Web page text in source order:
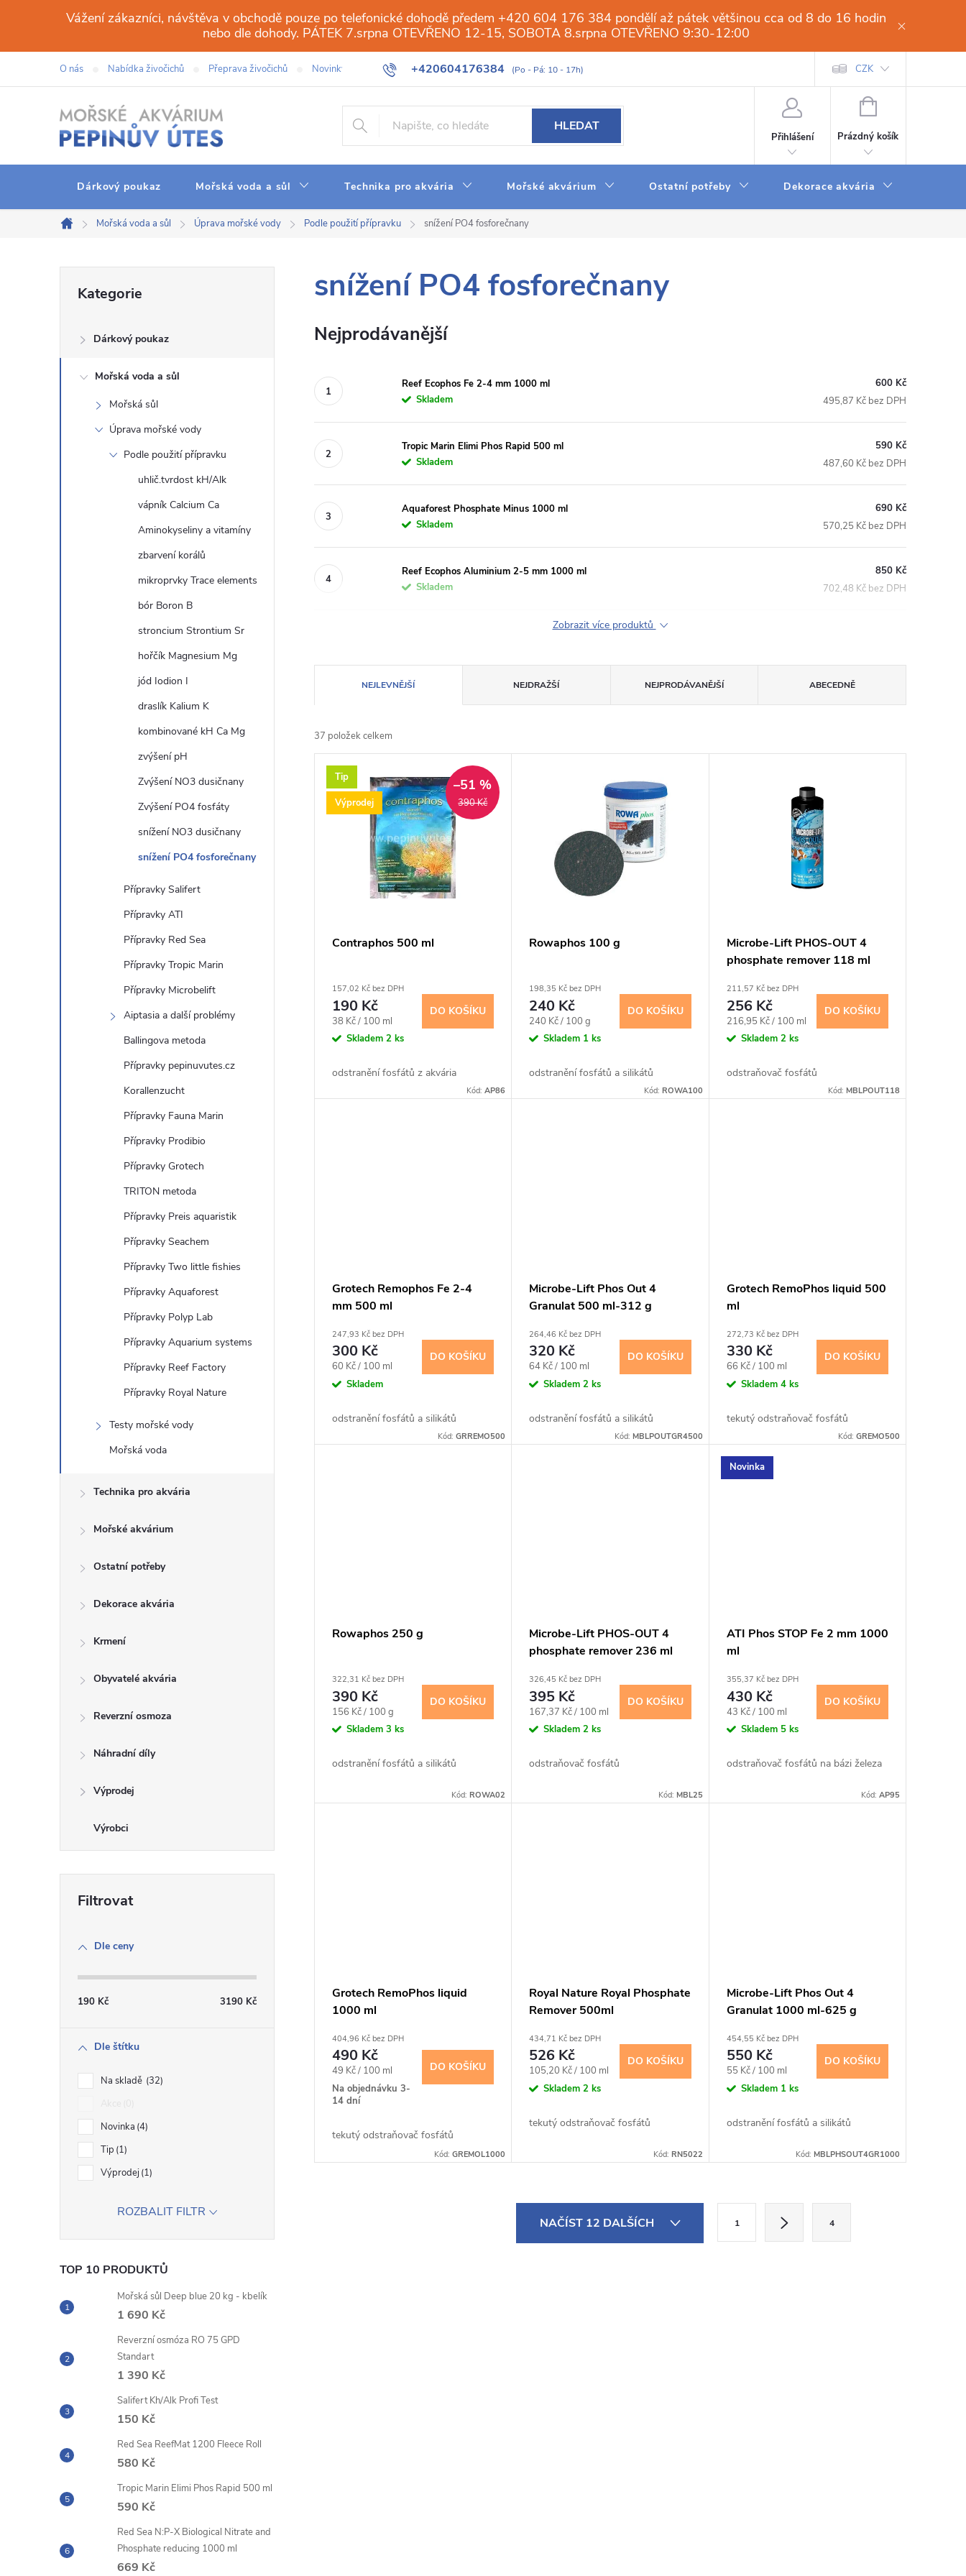
obsah
Vážení zákazníci, návštěva v obchodě pouze po telefonické dohodě předem +420 604 176 384 pondělí až pátek většinou cca od 8 do 16 hodin
nebo dle dohody. PÁTEK 7.srpna OTEVŘENO 12-15, SOBOTA 8.srpna OTEVŘENO 9:30-12:00
+420604176384
O nás Nabídka živočichů Přeprava živočichů Novinky Galerie Obchod Web Slovník pojmů Obchodní podmínky Dodací a platební
CZK
HLEDAT
Přihlášení
NÁKUPNÍ
Prázdný košík
Dárkový poukaz Mořská voda a sůl Technika pro akvária Mořské akvárium Ostatní potřeby Dekorace akvária
Domů
Mořská voda a sůl Úprava mořské vody Podle použití přípravku snížení PO4 fosforečnany
s
kategorie
Kategorie
Dárkový poukaz
Mořská voda a sůl
Mořská sůl
Úprava mořské vody
Podle použití přípravku
uhlič.tvrdost kH/Alk
vápník Calcium Ca
Aminokyseliny a vitamíny
zbarvení korálů
mikroprvky Trace elements
bór Boron B
stroncium Strontium Sr
hořčík Magnesium Mg
jód Iodion I
draslík Kalium K
kombinované kH Ca Mg
zvýšení pH
Zvýšení NO3 dusičnany
Zvýšení PO4 fosfáty
snížení NO3 dusičnany
snížení PO4 fosforečnany
Přípravky Salifert
Přípravky ATI
Přípravky Red Sea
Přípravky Tropic Marin
Přípravky Microbelift
Aiptasia a další problémy
Ballingova metoda
Přípravky pepinuvutes.cz
Korallenzucht
Přípravky Fauna Marin
Přípravky Prodibio
Přípravky Grotech
TRITON metoda
Přípravky Preis aquaristik
Přípravky Seachem
Přípravky Two little fishies
Přípravky Aquaforest
Přípravky Polyp Lab
Přípravky Aquarium systems
Přípravky Reef Factory
Přípravky Royal Nature
Testy mořské vody
Mořská voda
Technika pro akvária
Mořské akvárium
Ostatní potřeby
Dekorace akvária
Krmení
Obyvatelé akvária
Reverzní osmoza
Náhradní díly
Výprodej
Dle ceny
190 Kč 3190 Kč
Dle štítku
Na skladě 32
Novinka 4
Tip 1
Výprodej 1
ROZBALIT FILTR
TOP 10 PRODUKTŮ
Mořská sůl Deep blue 20 kg - kbelík
1 690 Kč
Reverzní osmóza RO 75 GPD
Standart
1 390 Kč
Salifert Kh/Alk Profi Test
150 Kč
Red Sea ReefMat 1200 Fleece Roll
580 Kč
Tropic Marin Elimi Phos Rapid 500 ml
590 Kč
Red Sea N:P-X Biological Nitrate and
Phosphate reducing 1000 ml
669 Kč
snížení PO4 fosforečnany
Nejprodávanější
Reef Ecophos Fe 2-4 mm 1000 ml
Skladem
600 Kč
495,87 Kč bez DPH
Tropic Marin Elimi Phos Rapid 500 ml
Skladem
590 Kč
487,60 Kč bez DPH
Aquaforest Phosphate Minus 1000 ml
Skladem
690 Kč
570,25 Kč bez DPH
Reef Ecophos Aluminium 2-5 mm 1000 ml
Skladem
850 Kč
702,48 Kč bez DPH
Zobrazit více produktů
a
z
e
n
NEJLEVNĚJŠÍ NEJDRAŽŠÍ NEJPRODÁVANĚJŠÍ ABECEDNĚ
37 položek celkem
V
ý
u
Tip
Výprodej
390 Kč
–51 %
Contraphos 500 ml
157,02 Kč bez DPH
190 Kč
Měrná
cena:
38 Kč / 100 ml
Skladem 2 ks
DO KOŠÍKU
odstranění fosfátů z akvária
Kód:AP86
Rowaphos 100 g
198,35 Kč bez DPH
240 Kč
Měrná
cena:
240 Kč / 100 g
Skladem 1 ks
DO KOŠÍKU
odstranění fosfátů a silikátů
Kód: ROWA100
Microbe-Lift PHOS-OUT 4
phosphate remover 118 ml
211,57 Kč bez DPH
256 Kč
Měrná
cena:
216,95 Kč / 100 ml
Skladem 2 ks
DO KOŠÍKU
odstraňovač fosfátů
Kód: MBLPOUT118
Grotech Remophos Fe 2-4
mm 500 ml
247,93 Kč bez DPH
300 Kč
Měrná
cena:
60 Kč / 100 ml
Skladem
DO KOŠÍKU
odstranění fosfátů a silikátů
Kód:GRREMO500
Microbe-Lift Phos Out 4
Granulat 500 ml-312 g
264,46 Kč bez DPH
320 Kč
Měrná
cena:
64 Kč / 100 ml
Skladem2 ks
DO KOŠÍKU
odstranění fosfátů a silikátů
Kód: MBLPOUTGR4500
Grotech RemoPhos liquid 500
ml
272,73 Kč bez DPH
330 Kč
Měrná
cena:
66 Kč / 100 ml
Skladem 4 ks
DO KOŠÍKU
tekutý odstraňovač fosfátů
Kód: GREMO500
Rowaphos 250 g
322,31 Kč bez DPH
390 Kč
Měrná
cena:
156 Kč / 100 g
Skladem 3 ks
DO KOŠÍKU
odstranění fosfátů a silikátů
Kód:ROWA02
Microbe-Lift PHOS-OUT 4
phosphate remover 236 ml
326,45 Kč bez DPH
395 Kč
Měrná
cena:
167,37 Kč / 100 ml
Skladem2 ks
DO KOŠÍKU
odstraňovač fosfátů
Kód: MBL25
Novinka
ATI Phos STOP Fe 2 mm 1000
ml
355,37 Kč bez DPH
430 Kč
Měrná
cena:
43 Kč / 100 ml
Skladem 5 ks
DO KOŠÍKU
odstraňovač fosfátů na bázi železa
Kód: AP95
Grotech RemoPhos liquid
1000 ml
404,96 Kč bez DPH
490 Kč
Měrná
cena:
49 Kč / 100 ml
Na objednávku 3-
14 dní
DO KOŠÍKU
tekutý odstraňovač fosfátů
Kód:GREMOL1000
Royal Nature Royal Phosphate
Remover 500ml
434,71 Kč bez DPH
526 Kč
Měrná
cena:
105,20 Kč / 100 ml
Skladem2 ks
DO KOŠÍKU
tekutý odstraňovač fosfátů
Kód: RN5022
Microbe-Lift Phos Out 4
Granulat 1000 ml-625 g
454,55 Kč bez DPH
550 Kč
Měrná
cena:
55 Kč / 100 ml
Skladem 1 ks
DO KOŠÍKU
odstranění fosfátů a silikátů
Kód: MBLPHSOUT4GR1000
NAČÍST 12 DALŠÍCH 1 4